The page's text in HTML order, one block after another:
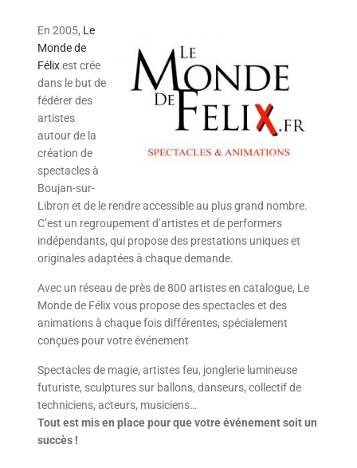
En 2005, Le
Monde de
Félixest crée
dans le but de
fédérer des
artistes
autour de la
création de
spectacles à
Boujan-sur-
Libron et de le rendre accessible au plus grand nombre.
C’est un regroupement d’artistes et de performers
indépendants, qui propose des prestations uniques et
originales adaptées à chaque demande.
Avec un réseau de près de 800 artistes en catalogue, Le
Monde de Félix vous propose des spectacles et des
animations à chaque fois différentes, spécialement
conçues pour votre événement
Spectacles de magie, artistes feu, jonglerie lumineuse
futuriste, sculptures sur ballons, danseurs, collectif de
techniciens, acteurs, musiciens…
Tout est mis en place pour que votre événement soit un
succès !